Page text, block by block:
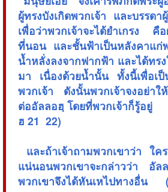
ผู้ทรงบังเกิดพวกเจ้า และบรรดา
เพื่อว่าพวกเจ้าจะได้ยำเกรง คื
ที่นอน และชั้นฟ้าเป็นหลังคาแก่
น้ำหลั่งลงจากฟากฟ้า และได้ทร
มา เนื่องด้วยน้ำนั้น ทั้งนี้เพื่อเป็
พวกเจ้า ดังนั้นพวกเจ้าจงอย่าใ
ต่ออัลลอฮฺ โดยที่พวกเจ้าก็รู้อยู่
ฮ 21  22)
 และถ้าเจ้าถามพวกเขาว่า ใค
แน่นอนพวกเขาจะกล่าวว่า อัล
พวกเขาจึงได้หันเหไปทางอื่น